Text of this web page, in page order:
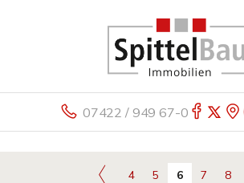
07422 / 949 67-0
4 5 6 7 8